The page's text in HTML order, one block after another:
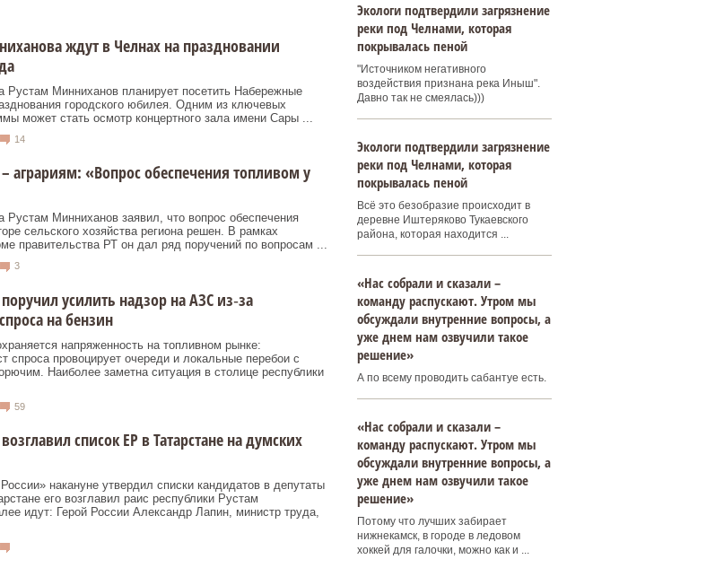
ждут в Челнах на праздновании
Рустам Минниханов планирует посетить Набережные
городского юбилея. Одним из ключевых
может стать осмотр концертного зала имени Сары ...
14
аграриям: «Вопрос обеспечения топливом у
Рустам Минниханов заявил, что вопрос обеспечения
сельского хозяйства региона решен. В рамках
правительства РТ он дал ряд поручений по вопросам ...
3
усилить надзор на АЗС из‑за
на бензин
напряженность на топливном рынке:
спроса провоцирует очереди и локальные перебои с
Наиболее заметна ситуация в столице республики
59
список ЕР в Татарстане на думских
накануне утвердил списки кандидатов в депутаты
его возглавил раис республики Рустам
идут: Герой России Александр Лапин, министр труда,
Экологи подтвердили загрязнение
реки под Челнами, которая
покрывалась пеной
"Источником негативного
воздействия признана река Иныш".
Давно так не смеялась)))
Экологи подтвердили загрязнение
реки под Челнами, которая
покрывалась пеной
Всё это безобразие происходит в
деревне Иштеряково Тукаевского
района, которая находится ...
«Нас собрали и сказали –
команду распускают. Утром мы
обсуждали внутренние вопросы, а
уже днем нам озвучили такое
решение»
А по всему проводить сабантуе есть.
«Нас собрали и сказали –
команду распускают. Утром мы
обсуждали внутренние вопросы, а
уже днем нам озвучили такое
решение»
Потому что лучших забирает
нижнекамск, в городе в ледовом
хоккей для галочки, можно как и ...